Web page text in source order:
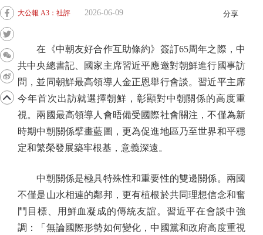
大公報 A3：社評 2026-06-09 分享
在《中朝友好合作互助條約》簽訂65周年之際，中
共中央總書記、國家主席習近平應邀對朝鮮進行國事訪
問，並同朝鮮最高領導人金正恩舉行會談。習近平主席
今年首次出訪就選擇朝鮮，彰顯對中朝關係的高度重
視。兩國最高領導人會晤備受國際社會關注，不僅為新
時期中朝關係擘畫藍圖，更為促進地區乃至世界和平穩
定和繁榮發展築牢根基，意義深遠。
中朝關係是極具特殊性和重要性的雙邊關係。兩國
不僅是山水相連的鄰邦，更有植根於共同理想信念和奮
鬥目標、用鮮血凝成的傳統友誼。習近平在會談中強
調：「無論國際形勢如何變化，中國黨和政府高度重視